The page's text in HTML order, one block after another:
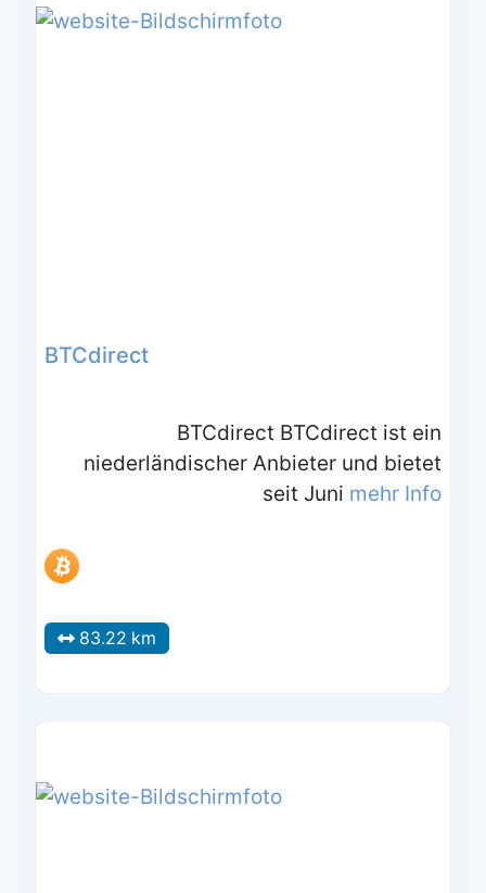
BTCdirect
BTCdirect BTCdirect ist ein
niederländischer Anbieter und bietet
seit Juni mehr Info
83.22 km